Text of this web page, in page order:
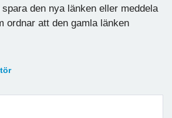
den nya länken eller meddela
ordnar att den gamla länken